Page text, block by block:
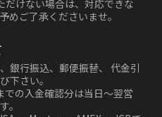
けない場合は、対応できな
めご了承くださいませ。
銀行振込、郵便振替、 代金引
下さい。
の入金確認分は当日～翌営
。